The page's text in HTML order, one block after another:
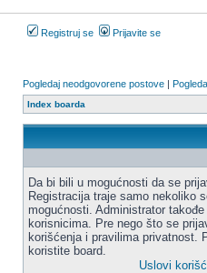
Registruj se Prijavite se
Pogledaj neodgovorene postove |
Index boarda
Da bi bili u mogućnosti da se
Registracija traje samo nekoliko
mogućnosti. Administrator
korisnicima. Pre nego što se
korišćenja i pravilima privatnost.
koristite board.
Uslovi